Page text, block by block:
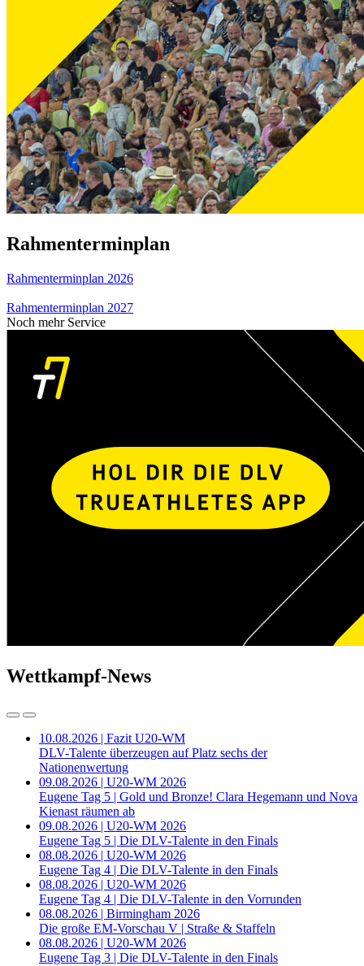
Rahmenterminplan
Rahmenterminplan 2026
Rahmenterminplan 2027
Noch mehr Service
Wettkampf-News
10.08.2026 | Fazit U20-WM
DLV-Talente überzeugen auf Platz sechs der
Nationenwertung
09.08.2026 | U20-WM 2026
Eugene Tag 5 | Gold und Bronze! Clara Hegemann und Nova
Kienast räumen ab
09.08.2026 | U20-WM 2026
Eugene Tag 5 | Die DLV-Talente in den Finals
08.08.2026 | U20-WM 2026
Eugene Tag 4 | Die DLV-Talente in den Finals
08.08.2026 | U20-WM 2026
Eugene Tag 4 | Die DLV-Talente in den Vorrunden
08.08.2026 | Birmingham 2026
Die große EM-Vorschau V | Straße & Staffeln
08.08.2026 | U20-WM 2026
Eugene Tag 3 | Die DLV-Talente in den Finals